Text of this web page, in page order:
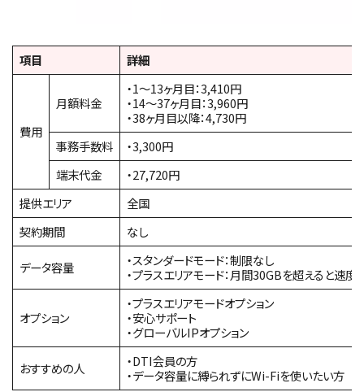
項目 詳細
費用
月額料金
・1～13ヶ月目：3,410円
・14～37ヶ月目：3,960円
・38ヶ月目以降：4,730円
事務手数料
・3,300円
端末代金
・27,720円
提供エリア
全国
契約期間
なし
データ容量
・スタンダードモード：制限なし
・プラスエリアモード：月間30GBを超えると速度
オプション
・プラスエリアモードオプション
・安心サポート
・グローバルIPオプション
おすすめの人
・DTI会員の方
・データ容量に縛られずにWi-Fiを使いたい方